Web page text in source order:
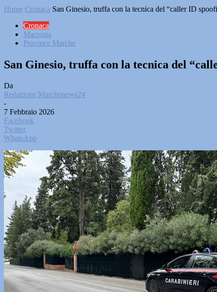
Home Cronaca San Ginesio, truffa con la tecnica del “caller ID
Cronaca
Macerata
Province Marche
San Ginesio, truffa con la tecnica del
Da
Redazione Marchenews24
-
7 Febbraio 2026
Facebook
Twitter
WhatsApp